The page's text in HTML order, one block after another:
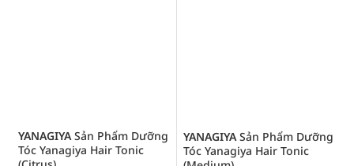
YANAGIYASản Phẩm Dưỡng
Tóc Yanagiya Hair Tonic
YANAGIYASản Phẩm Dưỡng
Tóc Yanagiya Hair Tonic